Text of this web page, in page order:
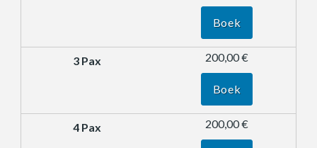
Boek
200,00 €
Boek
200,00 €